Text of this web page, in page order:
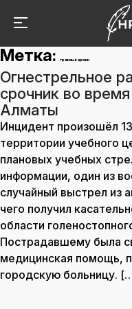
Метка: травмы в армии
Огнестрельное
срочник во
Алматы
Инцидент произошёл
территории учебного
плановых учебных
информации, один из
случайный выстрел из
чего получил
области
Пострадавшему была
медицинская помощь,
городскую больницу.